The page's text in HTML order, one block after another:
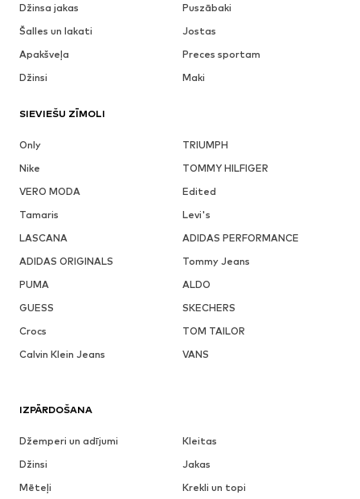
Džinsa jakas
Puszābaki
Šalles un lakati
Jostas
Apakšveļa
Preces sportam
Džinsi
Maki
SIEVIEŠU ZĪMOLI
Only
TRIUMPH
Nike
TOMMY HILFIGER
VERO MODA
Edited
Tamaris
Levi's
LASCANA
ADIDAS PERFORMANCE
ADIDAS ORIGINALS
Tommy Jeans
PUMA
ALDO
GUESS
SKECHERS
Crocs
TOM TAILOR
Calvin Klein Jeans
VANS
IZPĀRDOŠANA
Džemperi un adījumi
Kleitas
Džinsi
Jakas
Mēteļi
Krekli un topi